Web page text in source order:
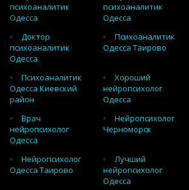
психоаналитик
Одесса
психоаналитик
Одесса
Доктор
психоаналитик
Одесса
Психоаналитик
Одесса Таирово
Психоаналитик
Одесса Киевский
район
Хороший
нейропсихолог
Одесса
Врач
нейропсихолог
Одесса
Нейропсихолог
Черноморск
Нейропсихолог
Одесса Таирово
Лучший
нейропсихолог
Одесса